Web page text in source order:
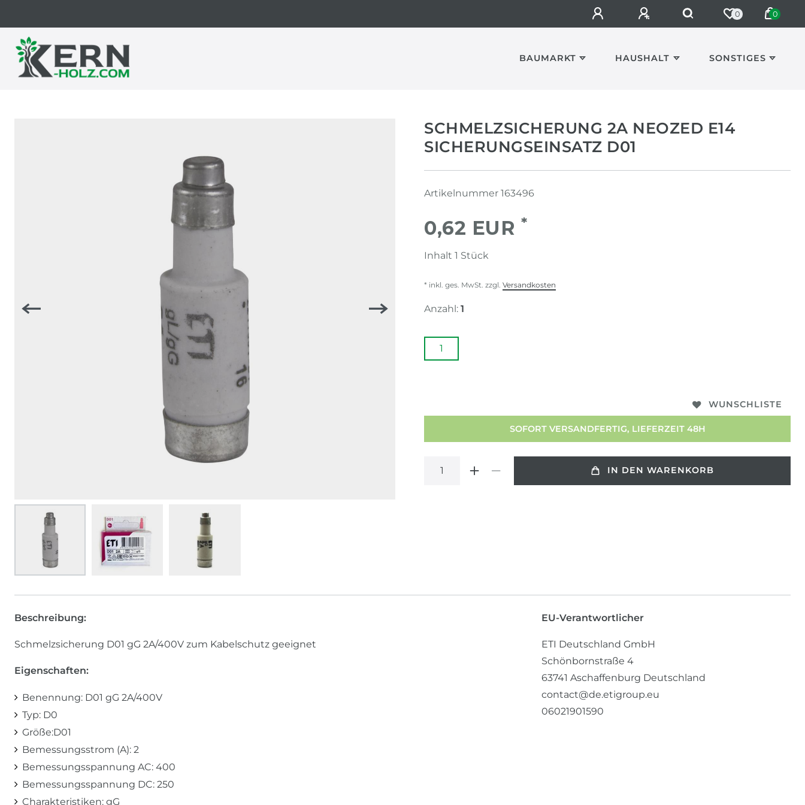
0 0
BAUMARKT HAUSHALT SONSTIGES
SCHMELZSICHERUNG 2A NEOZED E14
SICHERUNGSEINSATZ D01
Artikelnummer 163496
0,62 EUR *
Inhalt 1 Stück
* inkl. ges. MwSt. zzgl. Versandkosten
Anzahl: 1
1
WUNSCHLISTE
SOFORT VERSANDFERTIG, LIEFERZEIT 48H
IN DEN WARENKORB
Beschreibung:
Schmelzsicherung D01 gG 2A/400V zum Kabelschutz geeignet
Eigenschaften:
Benennung: D01 gG 2A/400V
Typ: D0
Größe:D01
Bemessungsstrom (A): 2
Bemessungsspannung AC: 400
Bemessungsspannung DC: 250
Charakteristiken: gG
EU-Verantwortlicher
ETI Deutschland GmbH
Schönbornstraße 4
63741 Aschaffenburg Deutschland
contact@de.etigroup.eu
06021901590